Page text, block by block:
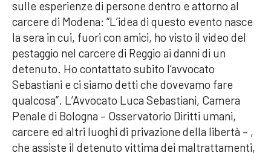
sulle esperienze di persone dentro e attorno al
carcere di Modena: “L’idea di questo evento nasce
la sera in cui, fuori con amici, ho visto il video del
pestaggio nel carcere di Reggio ai danni di un
detenuto. Ho contattato subito l’avvocato
Sebastiani e ci siamo detti che dovevamo fare
qualcosa”. L’Avvocato Luca Sebastiani, Camera
Penale di Bologna – Osservatorio Diritti umani,
carcere ed altri luoghi di privazione della libertà – ,
che assiste il detenuto vittima dei maltrattamenti,